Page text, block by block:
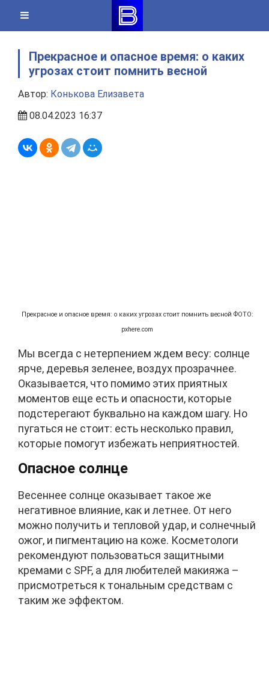
content
Прекрасное и опасное время: о каких
угрозах стоит помнить весной
Автор: Конькова Елизавета
08.04.2023 16:37
Прекрасное и опасное время: о каких угрозах стоит помнить весной ФОТО:
pxhere.com
Мы всегда с нетерпением ждем весy: солнце
ярче, деревья зеленее, воздух прозрачнее.
Оказывается, что помимо этих приятных
моментов еще есть и опасности, которые
подстерегают буквально на каждом шагу. Но
пугаться не стоит: есть несколько правил,
которые помогут избежать неприятностей.
Опасное солнце
Весеннее солнце оказывает такое же
негативное влияние, как и летнее. От него
можно получить и тепловой удар, и солнечный
ожог, и пигментацию на коже. Косметологи
рекомендуют пользоваться защитными
кремами с SPF, а для любителей макияжа –
присмотреться к тональным средствам с
таким же эффектом.